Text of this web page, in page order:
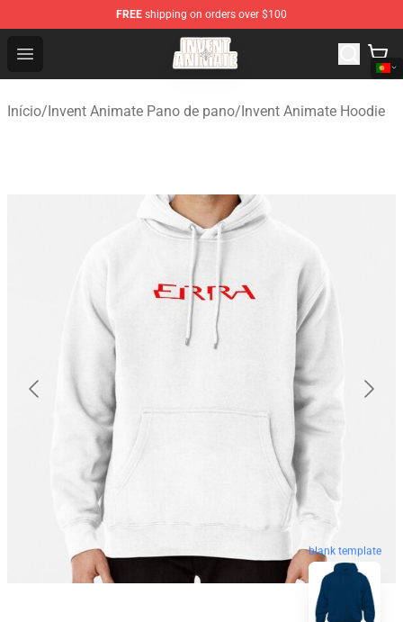
FREE shipping on orders over $100
Open menu
Invent Animate Shop - Official Invent Animate
Início/Invent Animate Pano de pano/Invent Animate Hoodie
blank template